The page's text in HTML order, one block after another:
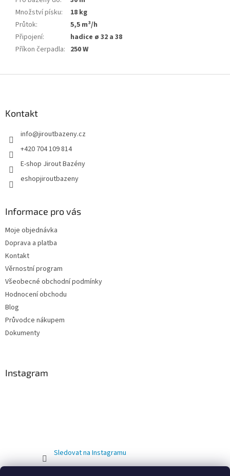
Množství písku:
18 kg
Průtok:
5,5 m³/h
Připojení:
hadice ø 32 a 38
Příkon čerpadla: 250 W
Kontakt
info@jiroutbazeny.cz
+420 704 109 814
E-shop Jirout Bazény
eshopjiroutbazeny
Informace pro vás
Moje objednávka
Doprava a platba
Kontakt
Věrnostní program
Všeobecné obchodní podmínky
Hodnocení obchodu
Blog
Průvodce nákupem
Dokumenty
Instagram
Sledovat na Instagramu